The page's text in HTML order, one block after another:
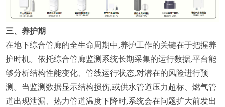
三、养护期
在地下综合管廊的全生命周期中,养护工作的关键在于把握养
护时机。依托综合管廊监测系统长期采集的运行数据,平台能
够分析结构性能变化、管线运行状态,对潜在的风险进行预
测。当监测数据显示结构损伤,或供水管道压力超标、燃气管
道出现泄漏、热力管道温度下降时,系统会在问题扩大前发出